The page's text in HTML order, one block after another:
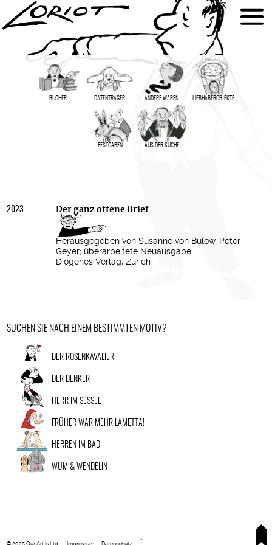
BÜCHER DATENTRÄGER ANDERE WAREN LIEBHABER­OBJEKTE
FESTGABEN AUS DER KÜCHE
2023 Der ganz offene Brief
Herausgegeben von Susanne von Bülow, Peter
Geyer; überarbeitete Neuausgabe
Diogenes Verlag, Zürich
SUCHEN SIE NACH EINEM BESTIMMTEN MOTIV?
DER ROSENKAVALIER
DER DENKER
HERR IM SESSEL
FRÜHER WAR MEHR LAMETTA!
HERREN IM BAD
WUM & WENDELIN